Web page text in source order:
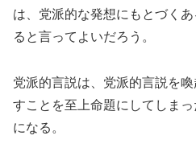
は、党派的な発想にもとづく
ると言ってよいだろう。
党派的言説は、党派的言説を
すことを至上命題にしてしま
になる。